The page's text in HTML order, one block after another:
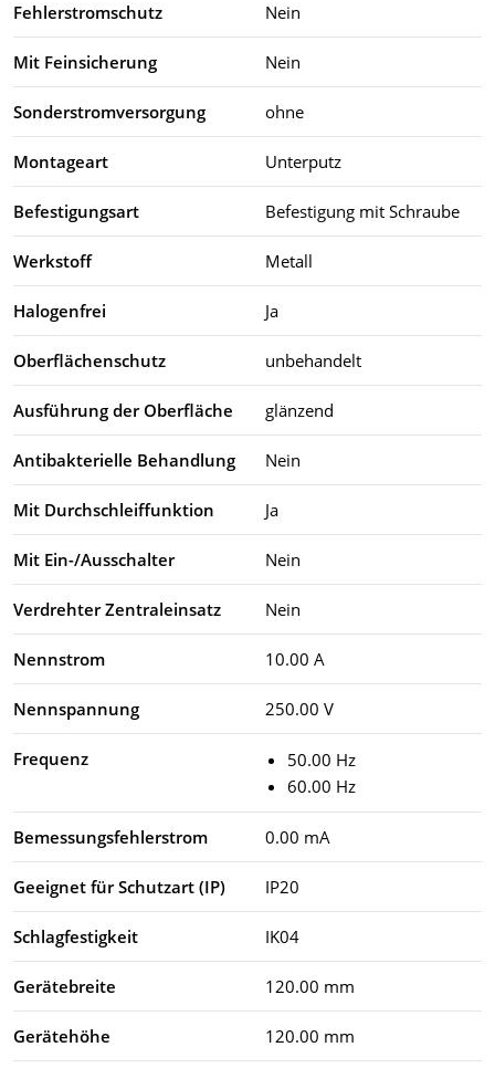
Fehlerstromschutz Nein
Mit Feinsicherung Nein
Sonderstromversorgung ohne
Montageart Unterputz
Befestigungsart Befestigung mit Schraube
Werkstoff Metall
Halogenfrei Ja
Oberflächenschutz unbehandelt
Ausführung der Oberfläche glänzend
Antibakterielle Behandlung Nein
Mit Durchschleiffunktion Ja
Mit Ein-/Ausschalter Nein
Verdrehter Zentraleinsatz Nein
Nennstrom 10.00 A
Nennspannung 250.00 V
Frequenz
50.00 Hz
60.00 Hz
Bemessungsfehlerstrom 0.00 mA
Geeignet für Schutzart (IP) IP20
Schlagfestigkeit IK04
Gerätebreite 120.00 mm
Gerätehöhe 120.00 mm